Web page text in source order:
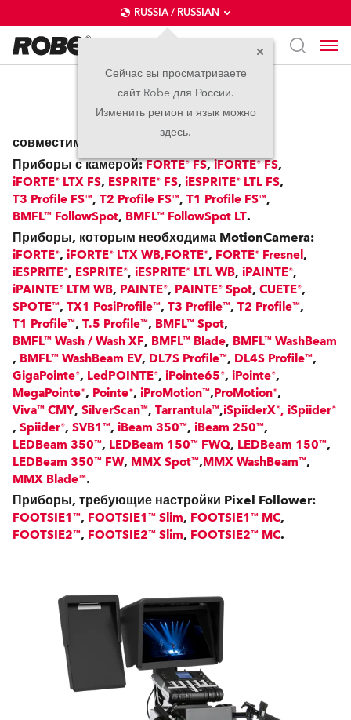
RUSSIA / RUSSIAN
Сейчас вы просматриваете
сайт Robe для России.
Изменить регион и язык можно
здесь.
RoboSpot™
совместим с:
Приборы с камерой:FORTE® FS,iFORTE® FS,
iFORTE® LTX FS, ESPRITE® FS, iESPRITE® LTL FS,
T3 Profile FS™, T2 Profile FS™, T1 Profile FS™,
BMFL™ FollowSpot, BMFL™ FollowSpot LT.
Приборы, которым необходима MotionCamera:
iFORTE®, iFORTE® LTX WB,FORTE®, FORTE® Fresnel,
iESPRITE®, ESPRITE®, iESPRITE® LTL WB, iPAINTE®,
iPAINTE® LTM WB, PAINTE®, PAINTE® Spot, CUETE®,
SPOTE™, TX1 PosiProfile™, T3 Profile™, T2 Profile™,
T1 Profile™, T.5 Profile™, BMFL™ Spot,
BMFL™ Wash / Wash XF, BMFL™ Blade, BMFL™ WashBeam
, BMFL™ WashBeam EV, DL7S Profile™, DL4S Profile™,
GigaPointe®, LedPOINTE®, iPointe65®, iPointe®,
MegaPointe®, Pointe®, iProMotion™,ProMotion®,
Viva™ CMY, SilverScan™, Tarrantula™,iSpiiderX®, iSpiider®
, Spiider®, SVB1™, iBeam 350™, iBeam 250™,
LEDBeam 350™, LEDBeam 150™ FWQ, LEDBeam 150™,
LEDBeam 350™ FW, MMX Spot™,MMX WashBeam™,
MMX Blade™.
Приборы, требующие настройки Pixel Follower:
FOOTSIE1™, FOOTSIE1™ Slim, FOOTSIE1™ MC,
FOOTSIE2™, FOOTSIE2™ Slim, FOOTSIE2™ MC.